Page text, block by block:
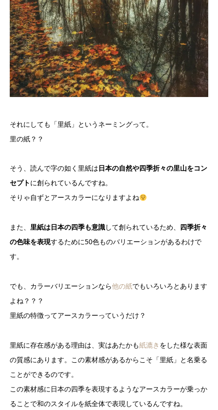
それにしても「里紙」というネーミングって。
里の紙？？
そう、読んで字の如く里紙は日本の自然や四季折々の里山をコン
セプトに創られているんですね。
そりゃ自ずとアースカラーになりますよね
また、 里紙は日本の四季も意識して創られているため、 四季折々
の色味を表現するために50色ものバリエーションがあるわけで
す。
でも、カラーバリエーションなら他の紙でもいろいろとあります
よね？？？
里紙の特徴ってアースカラーっていうだけ？
里紙に存在感がある理由は、実はあたかも紙漉き をした様な表面
の質感にあります。この素材感があるからこそ「里紙」と名乗る
ことができるのです。
この素材感に日本の四季を表現するようなアースカラーが乗っか
ることで和のスタイルを紙全体で表現しているんですね。